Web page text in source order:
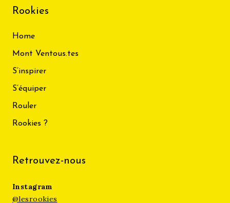
Rookies
Home
Mont Ventous.tes
S’inspirer
S’équiper
Rouler
Rookies ?
Retrouvez-nous
Instagram
@lesrookies